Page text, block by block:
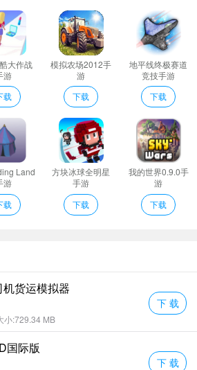
大作战
游
载
模拟农场2012手
游
下载
地平线终极赛道
竞技手游
下载
Land
游
载
方块冰球全明星
手游
下载
我的世界0.9.0手
游
下载
货运模拟器
小:729.34 MB
下 载
国际版
下 载